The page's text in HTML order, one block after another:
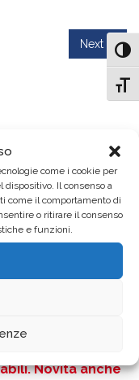
come i cookie per
Il consenso a
come il comportamento di
o ritirare il consenso
e funzioni.
Next
del magazine
Sede di Como
Novità anche